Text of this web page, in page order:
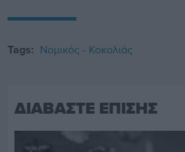
Tags: Νομικός - Κοκολιάς
ΔΙΑΒΑΣΤΕ ΕΠΙΣΗΣ